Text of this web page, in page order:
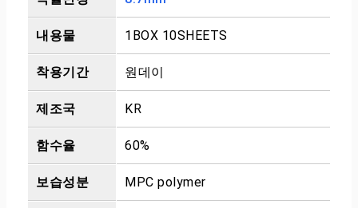
내용물 1BOX 10SHEETS
착용기간 원데이
제조국 KR
함수율 60%
보습성분 MPC polymer